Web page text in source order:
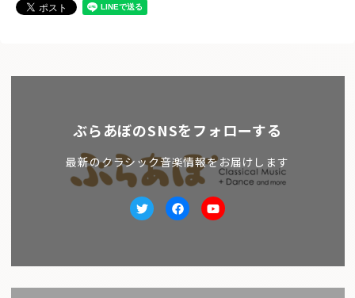
ぶらあぼのSNSをフォローする
最新のクラシック音楽情報をお届けします
TwitterfacebookYoutube